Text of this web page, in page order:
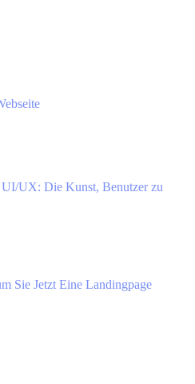
UI/UX: Die Kunst, Benutzer zu
Sie Jetzt Eine Landingpage